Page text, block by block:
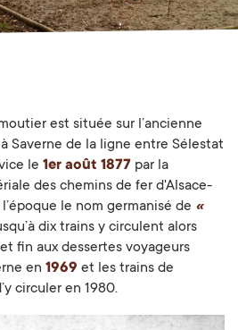
est située sur l’ancienne
Saverne de la ligne entre Sélestat
le 1er août 1877 par la
des chemins de fer d'Alsace-
le nom germanisé de «
dix trains y circulent alors
fin aux dessertes voyageurs
en 1969 et les trains de
circuler en 1980.